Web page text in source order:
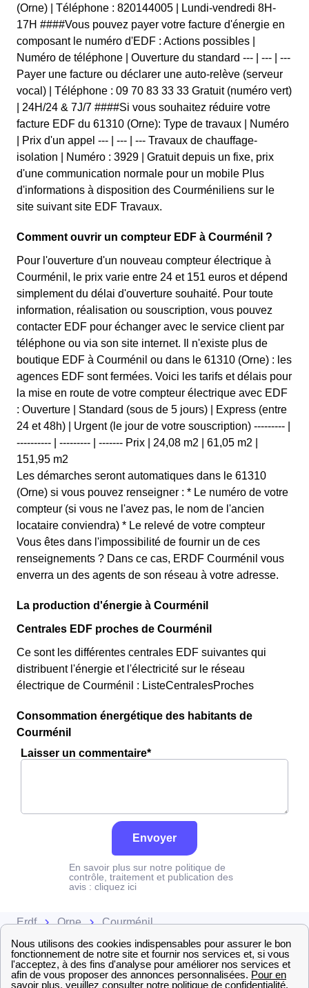
(Orne) | Téléphone : 820144005 | Lundi-vendredi 8H-
17H ####Vous pouvez payer votre facture d'énergie en
composant le numéro d'EDF : Actions possibles |
Numéro de téléphone | Ouverture du standard --- | --- | ---
Payer une facture ou déclarer une auto-relève (serveur
vocal) | Téléphone : 09 70 83 33 33 Gratuit (numéro vert)
| 24H/24 & 7J/7 ####Si vous souhaitez réduire votre
facture EDF du 61310 (Orne): Type de travaux | Numéro
| Prix d'un appel --- | --- | --- Travaux de chauffage-
isolation | Numéro : 3929 | Gratuit depuis un fixe, prix
d'une communication normale pour un mobile Plus
d'informations à disposition des Courméniliens sur le
site suivant site EDF Travaux.
Comment ouvrir un compteur EDF à Courménil ?
Pour l'ouverture d'un nouveau compteur électrique à
Courménil, le prix varie entre 24 et 151 euros et dépend
simplement du délai d'ouverture souhaité. Pour toute
information, réalisation ou souscription, vous pouvez
contacter EDF pour échanger avec le service client par
téléphone ou via son site internet. Il n'existe plus de
boutique EDF à Courménil ou dans le 61310 (Orne) : les
agences EDF sont fermées. Voici les tarifs et délais pour
la mise en route de votre compteur électrique avec EDF
: Ouverture | Standard (sous de 5 jours) | Express (entre
24 et 48h) | Urgent (le jour de votre souscription) --------- |
---------- | --------- | ------- Prix | 24,08 m2 | 61,05 m2 |
151,95 m2
Les démarches seront automatiques dans le 61310
(Orne) si vous pouvez renseigner : * Le numéro de votre
compteur (si vous ne l'avez pas, le nom de l'ancien
locataire conviendra) * Le relevé de votre compteur
Vous êtes dans l'impossibilité de fournir un de ces
renseignements ? Dans ce cas, ERDF Courménil vous
enverra un des agents de son réseau à votre adresse.
La production d'énergie à Courménil
Centrales EDF proches de Courménil
Ce sont les différentes centrales EDF suivantes qui
distribuent l'énergie et l'électricité sur le réseau
électrique de Courménil : ListeCentralesProches
Consommation énergétique des habitants de
Courménil
Laisser un commentaire*
Envoyer
En savoir plus sur notre politique de
contrôle, traitement et publication des
avis : cliquez ici
Erdf Orne Courménil